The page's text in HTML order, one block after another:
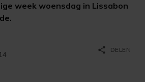
week woensdag in Lissabon
share DELEN